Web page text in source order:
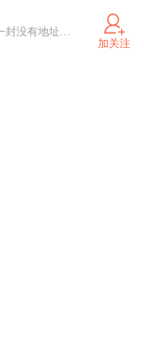
侧耳倾听，我想对你说。静听邮筒，写一封没有地址的信，寄给你心中的TA。
加关注